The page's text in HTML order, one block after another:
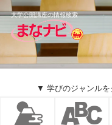
大学公開講座の情報検索
▼ 学びのジャンルを